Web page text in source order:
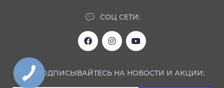
СОЦ СЕТИ:
ПОДПИСЫВАЙТЕСЬ НА НОВОСТИ И АКЦИИ: